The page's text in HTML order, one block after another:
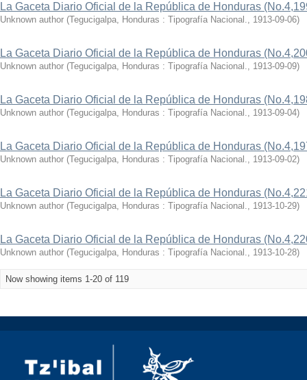
La Gaceta Diario Oficial de la República de Honduras
Unknown author (Tegucigalpa, Honduras : Tipografía Nacional., 1913-09-06)
La Gaceta Diario Oficial de la República de Honduras
Unknown author (Tegucigalpa, Honduras : Tipografía Nacional., 1913-09-09)
La Gaceta Diario Oficial de la República de Honduras
Unknown author (Tegucigalpa, Honduras : Tipografía Nacional., 1913-09-04)
La Gaceta Diario Oficial de la República de Honduras
Unknown author (Tegucigalpa, Honduras : Tipografía Nacional., 1913-09-02)
La Gaceta Diario Oficial de la República de Honduras
Unknown author (Tegucigalpa, Honduras : Tipografía Nacional., 1913-10-29)
La Gaceta Diario Oficial de la República de Honduras
Unknown author (Tegucigalpa, Honduras : Tipografía Nacional., 1913-10-28)
Now showing items 1-20 of 119